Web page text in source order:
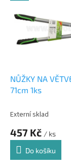
NŮŽKY NA
71cm 1ks
Externí sklad
457 Kč / ks
Do košíku